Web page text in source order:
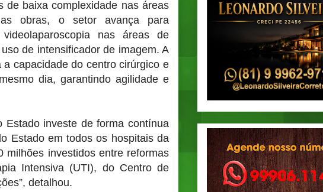
de baixa complexidade nas áreas
obras, o setor avança para
nas áreas de
de intensificador de imagem. A
capacidade do centro cirúrgico e
dia, garantindo agilidade e
Estado investe de forma contínua
Estado em todos os hospitais da
milhões investidos entre reformas
Intensiva (UTI), do Centro de
detalhou.